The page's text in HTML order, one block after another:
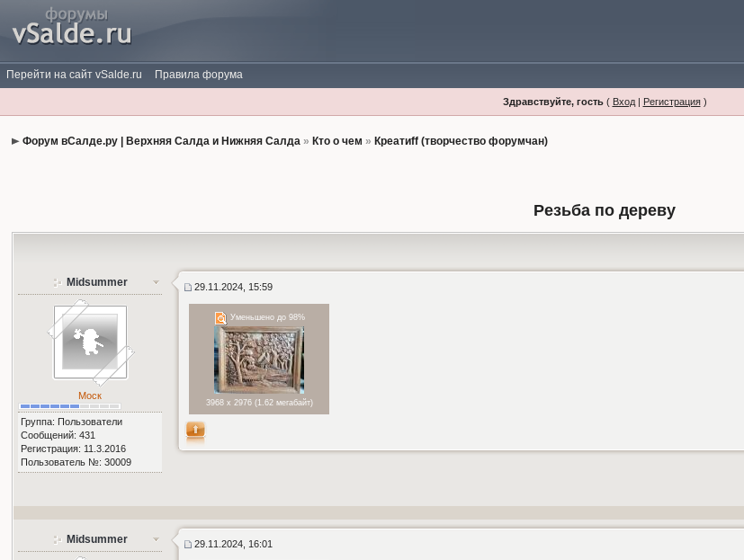
Перейти на сайт vSalde.ru Правила форума
Здравствуйте, гость( Вход| Регистрация)
Форум вСалде.ру | Верхняя Салда и Нижняя Салда » Кто о чем » Креатиff (творчество форумчан)
Резьба по дереву
Midsummer
Моск
Группа: Пользователи
Сообщений: 431
Регистрация: 11.3.2016
Пользователь №: 30009
29.11.2024, 15:59
Уменьшено до 98%
3968 x 2976 (1.62 мегабайт)
Midsummer 29.11.2024, 16:01